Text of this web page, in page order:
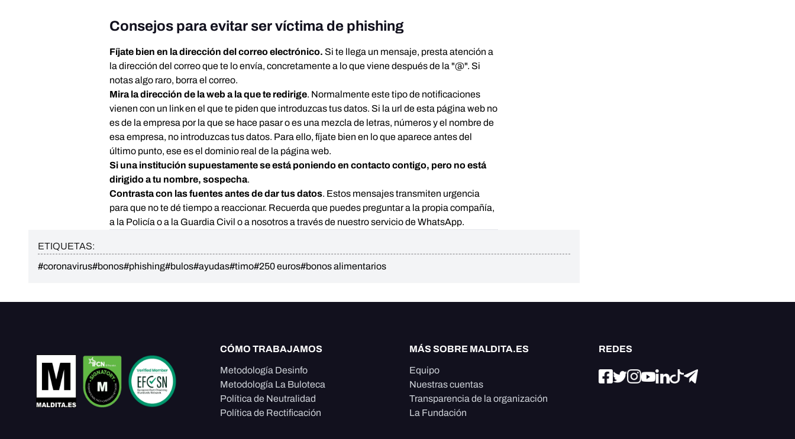
Consejos para evitar ser víctima de phishing
Fíjate bien en la dirección del correo electrónico. Si te llega un mensaje, presta atención a
la dirección del correo que te lo envía, concretamente a lo que viene después de la "@". Si
notas algo raro, borra el correo.
Mira la dirección de la web a la que te redirige. Normalmente este tipo de notificaciones
vienen con un link en el que te piden que introduzcas tus datos. Si la url de esta página web no
es de la empresa por la que se hace pasar o es una mezcla de letras, números y el nombre de
esa empresa, no introduzcas tus datos. Para ello, fíjate bien en lo que aparece antes del
último punto, ese es el dominio real de la página web.
Si una institución supuestamente se está poniendo en contacto contigo, pero no está
dirigido a tu nombre, sospecha.
Contrasta con las fuentes antes de dar tus datos. Estos mensajes transmiten urgencia
para que no te dé tiempo a reaccionar. Recuerda que puedes preguntar a la propia compañía,
a la Policía o a la Guardia Civil o a nosotros a través de nuestro servicio de WhatsApp.
ETIQUETAS:
#coronavirus#bonos#phishing#bulos#ayudas#timo#250 euros#bonos alimentarios
CÓMO TRABAJAMOS
Metodología Desinfo
Metodología La Buloteca
Política de Neutralidad
Política de Rectificación
MÁS SOBRE MALDITA.ES
Equipo
Nuestras cuentas
Transparencia de la organización
La Fundación
REDES